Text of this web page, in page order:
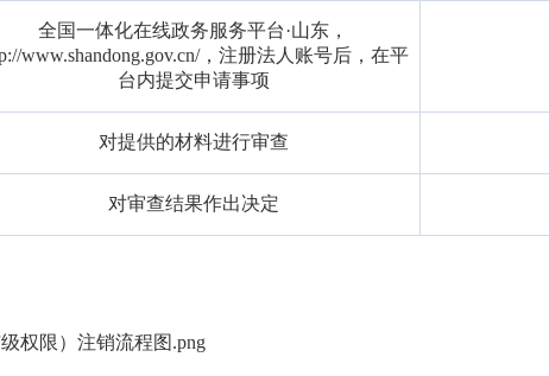
全国一体化在线政务服务平台·山东，
www.shandong.gov.cn/，注册法人账号后，在平
台内提交申请事项
对提供的材料进行审查
对审查结果作出决定
权限）注销流程图.png